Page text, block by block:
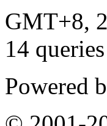
GMT+8,
14
Powered